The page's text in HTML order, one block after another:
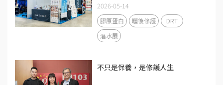
2026-05-14
膠原蛋白 曬後修護
DRT
潛水展
不只是保養，是修護人生